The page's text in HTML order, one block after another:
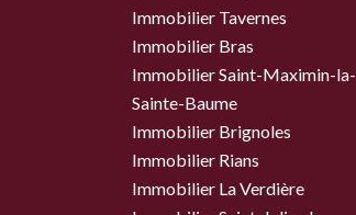
Immobilier Tavernes
Immobilier Bras
Immobilier Saint-Maximin-la-
Sainte-Baume
Immobilier Brignoles
Immobilier Rians
Immobilier La Verdière